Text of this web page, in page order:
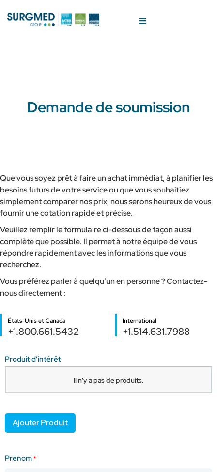
Demande de soumission
Que vous soyez prêt à faire un achat immédiat, à planifier les
besoins futurs de votre service ou que vous souhaitiez
simplement comparer nos prix, nous serons heureux de vous
fournir une cotation rapide et précise.
Veuillez remplir le formulaire ci-dessous de façon aussi
complète que possible. Il permet à notre équipe de vous
répondre rapidement avec les informations que vous
recherchez.
Vous préférez parler à quelqu’un en personne ? Contactez-
nous directement :
États-Unis et Canada
+1.800.661.5432
International
+1.514.631.7988
Produit d’intérêt
Numéro
D’article
Objet
Il n'y a pas deproduits.
Ajouter Produit
Nom
Prénom*